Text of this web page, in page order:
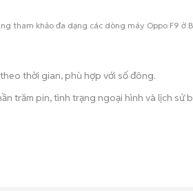
tham khảo đa dạng các dòng máy Oppo F9 ở
thời gian, phù hợp với số đông.
trăm pin, tình trạng ngoại hình và lịch sử
khi mua đồ điện tử cũ.